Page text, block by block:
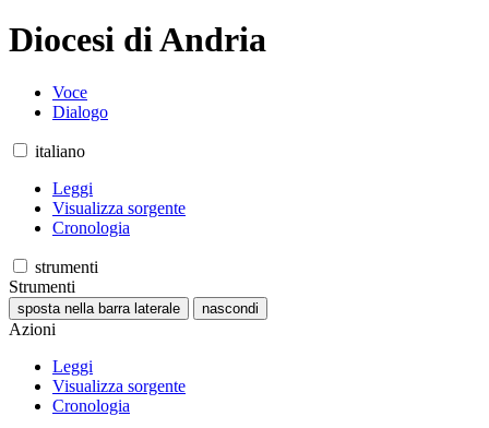
Diocesi di Andria
Voce
Dialogo
italiano
Leggi
Visualizza sorgente
Cronologia
strumenti
Strumenti
sposta nella barra laterale nascondi
Azioni
Leggi
Visualizza sorgente
Cronologia